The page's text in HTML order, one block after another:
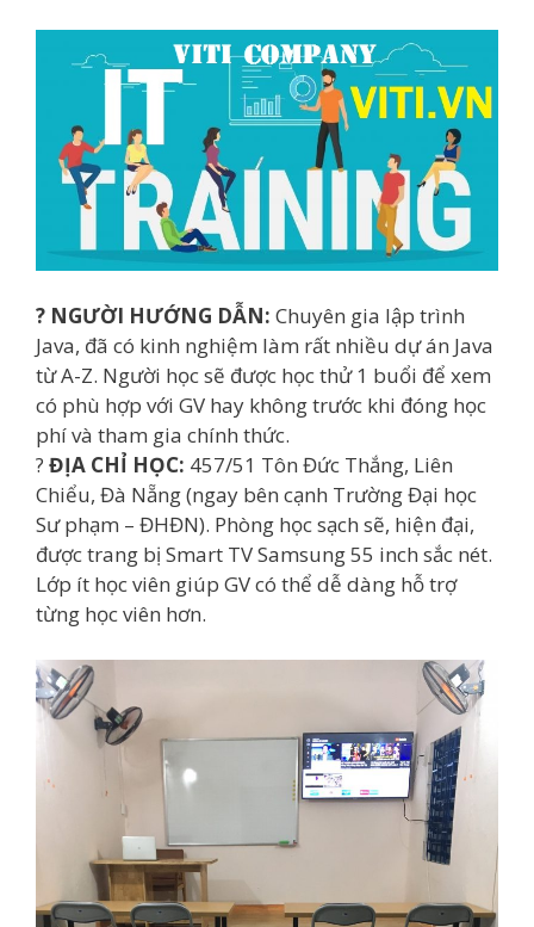
? NGƯỜI HƯỚNG DẪN: Chuyên gia lập trình
Java, đã có kinh nghiệm làm rất nhiều dự án Java
từ A-Z. Người học sẽ được học thử 1 buổi để xem
có phù hợp với GV hay không trước khi đóng học
phí và tham gia chính thức.
? ĐỊA CHỈ HỌC: 457/51 Tôn Đức Thắng, Liên
Chiểu, Đà Nẵng (ngay bên cạnh Trường Đại học
Sư phạm – ĐHĐN). Phòng học sạch sẽ, hiện đại,
được trang bị Smart TV Samsung 55 inch sắc nét.
Lớp ít học viên giúp GV có thể dễ dàng hỗ trợ
từng học viên hơn.